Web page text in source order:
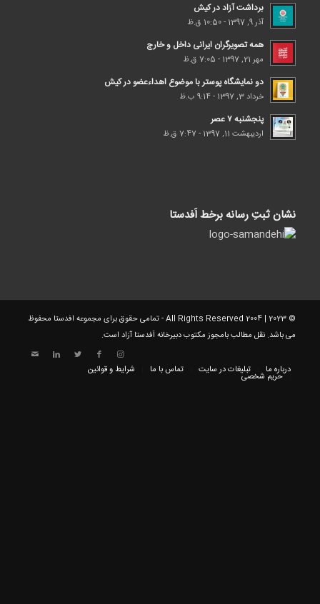
برداشت آزاد در کیش
آذر 9, 1397 - 10:50 ق.ظ
همه تصویرگران ایرانی داخل و خارج
مهر 21, 1397 - 7:05 ق.ظ
دو نمایشگاه پوستر با موضوع اهداء‌عضو در کیش
خرداد 3, 1397 - 9:14 ب.ظ
پنجشنبه ۷ عصر
اردیبهشت 11, 1397 - 7:47 ق.ظ
نشان ثبتِ رسانه برخط اَفدستا
© 2023 | 2004 All Rights Reserved - تمامی حقوق برای مجموعه افدستا محفوظ
می باشد. نقل مطالب بامجوز مکتوب دبیرخانه اَفدستا آزاد است.
درباره ما تبلیغات در سایت تماس با ما شرایط و قوانین
حریم شخصی